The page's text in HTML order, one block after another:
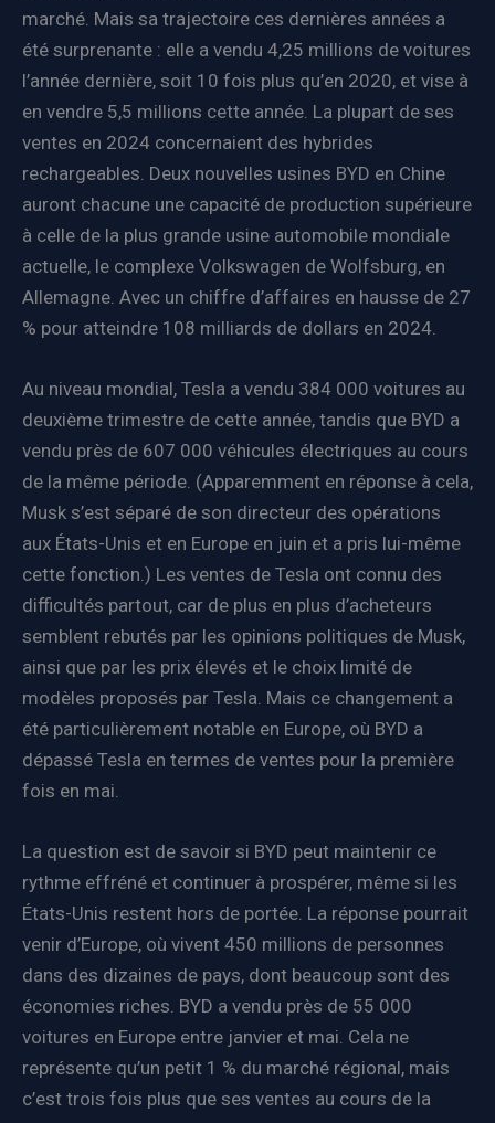
marché. Mais sa trajectoire ces dernières années a
été surprenante : elle a vendu 4,25 millions de voitures
l’année dernière, soit 10 fois plus qu’en 2020, et vise à
en vendre 5,5 millions cette année. La plupart de ses
ventes en 2024 concernaient des hybrides
rechargeables. Deux nouvelles usines BYD en Chine
auront chacune une capacité de production supérieure
à celle de la plus grande usine automobile mondiale
actuelle, le complexe Volkswagen de Wolfsburg, en
Allemagne. Avec un chiffre d’affaires en hausse de 27
% pour atteindre 108 milliards de dollars en 2024.
Au niveau mondial, Tesla a vendu 384 000 voitures au
deuxième trimestre de cette année, tandis que BYD a
vendu près de 607 000 véhicules électriques au cours
de la même période. (Apparemment en réponse à cela,
Musk s’est séparé de son directeur des opérations
aux États-Unis et en Europe en juin et a pris lui-même
cette fonction.) Les ventes de Tesla ont connu des
difficultés partout, car de plus en plus d’acheteurs
semblent rebutés par les opinions politiques de Musk,
ainsi que par les prix élevés et le choix limité de
modèles proposés par Tesla. Mais ce changement a
été particulièrement notable en Europe, où BYD a
dépassé Tesla en termes de ventes pour la première
fois en mai.
La question est de savoir si BYD peut maintenir ce
rythme effréné et continuer à prospérer, même si les
États-Unis restent hors de portée. La réponse pourrait
venir d’Europe, où vivent 450 millions de personnes
dans des dizaines de pays, dont beaucoup sont des
économies riches. BYD a vendu près de 55 000
voitures en Europe entre janvier et mai. Cela ne
représente qu’un petit 1 % du marché régional, mais
c’est trois fois plus que ses ventes au cours de la